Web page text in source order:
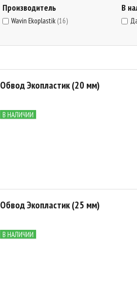
Производитель
Wavin Ekoplastik (16)
В
Обвод Экопластик (20 мм)
В НАЛИЧИИ
Обвод Экопластик (25 мм)
В НАЛИЧИИ